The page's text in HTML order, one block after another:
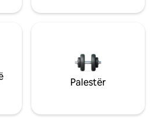
Palestër